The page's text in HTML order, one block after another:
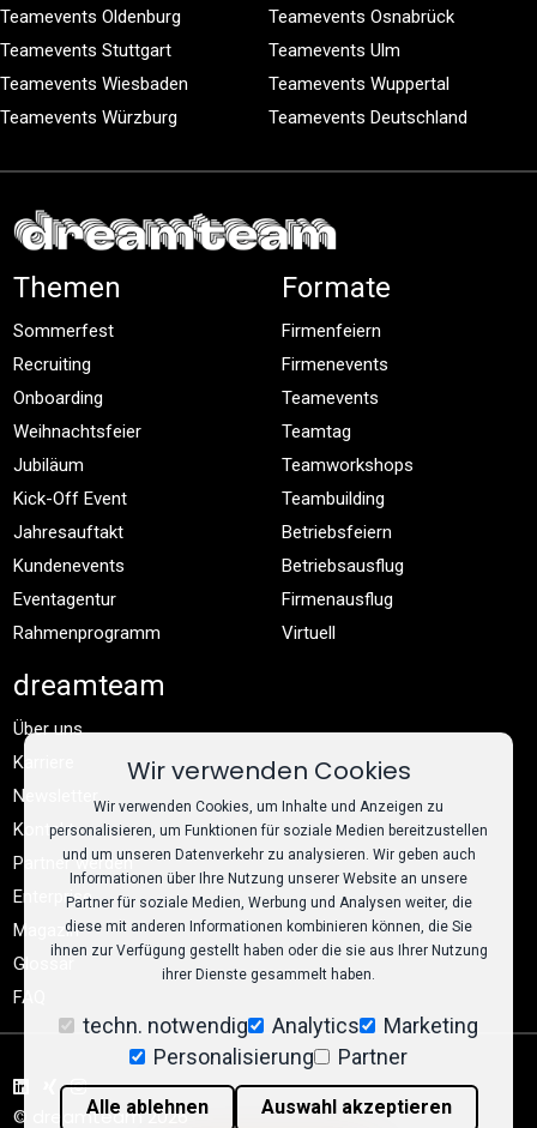
Teamevents Oldenburg
Teamevents Osnabrück
Teamevents Stuttgart
Teamevents Ulm
Teamevents Wiesbaden
Teamevents Wuppertal
Teamevents Würzburg
Teamevents Deutschland
Themen
Sommerfest
Recruiting
Onboarding
Weihnachtsfeier
Jubiläum
Kick-Off Event
Jahresauftakt
Kundenevents
Eventagentur
Rahmenprogramm
Formate
Firmenfeiern
Firmenevents
Teamevents
Teamtag
Teamworkshops
Teambuilding
Betriebsfeiern
Betriebsausflug
Firmenausflug
Virtuell
dreamteam
Über uns
Karriere
Newsletter
Kontakt
Partner werden
Enterprise
Magazin
Glossar
FAQ
© dreamteam 2026
Wir verwenden Cookies
Wir verwenden Cookies, um Inhalte und Anzeigen zu
personalisieren, um Funktionen für soziale Medien bereitzustellen
und um unseren Datenverkehr zu analysieren. Wir geben auch
Informationen über Ihre Nutzung unserer Website an unsere
Partner für soziale Medien, Werbung und Analysen weiter, die
diese mit anderen Informationen kombinieren können, die Sie
ihnen zur Verfügung gestellt haben oder die sie aus Ihrer Nutzung
ihrer Dienste gesammelt haben.
techn. notwendig Analytics
Marketing
Personalisierung
Partner
Alle ablehnen Auswahl akzeptieren